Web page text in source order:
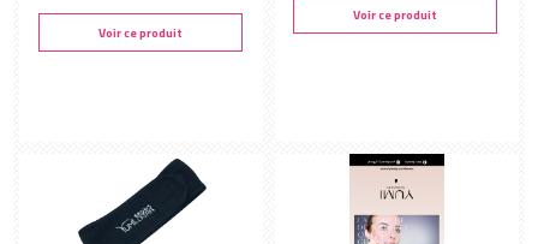
Voir ce produit
Voir ce produit